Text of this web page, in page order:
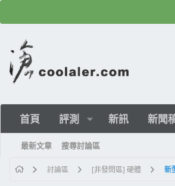
首頁 評測 新訊 新聞
最新文章 搜尋討論區
討論區 [非發問區] 硬體 新